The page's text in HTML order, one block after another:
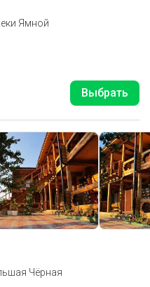
Ямной
Выбрать
Чёрная